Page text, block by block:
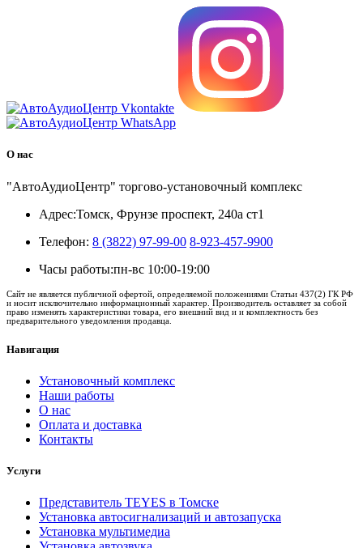
О нас
"АвтоАудиоЦентр" торгово-установочный комплекс
Адрес:Томск, Фрунзе проспект, 240а ст1
Телефон: 8 (3822) 97-99-00 8-923-457-9900
Часы работы:пн-вс 10:00-19:00
Сайт не является публичной офертой, определяемой положениями Статьи 437(2) ГК РФ
и носит исключительно информационный характер. Производитель оставляет за собой
право изменять характеристики товара, его внешний вид и и комплектность без
предварительного уведомления продавца.
Навигация
Установочный комплекс
Наши работы
О нас
Оплата и доставка
Контакты
Услуги
Представитель TEYES в Томске
Установка автосигнализаций и автозапуска
Установка мультимедиа